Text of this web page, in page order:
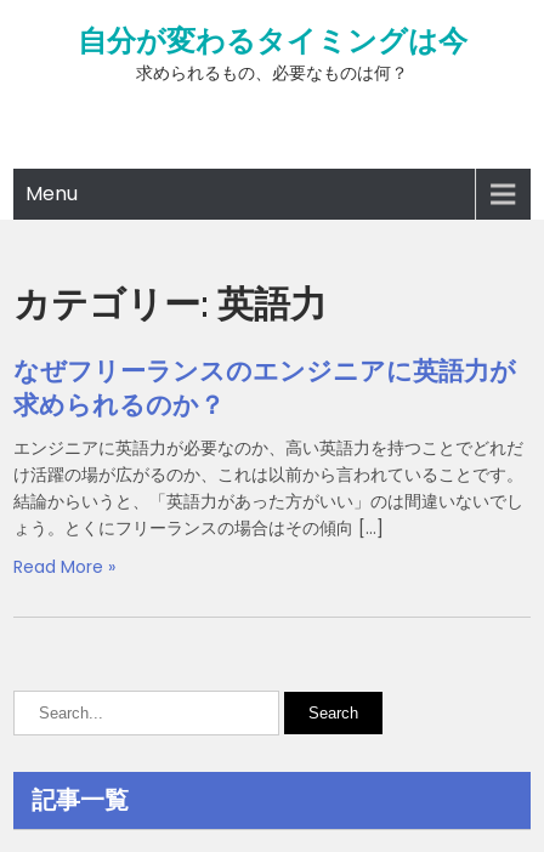
自分が変わるタイミングは今
求められるもの、必要なものは何？
Menu
カテゴリー:英語力
なぜフリーランスのエンジニアに英語力が
求められるのか？
エンジニアに英語力が必要なのか、高い英語力を持つことでどれだ
け活躍の場が広がるのか、これは以前から言われていることです。
結論からいうと、「英語力があった方がいい」のは間違いないでし
ょう。とくにフリーランスの場合はその傾向 […]
Read More »
記事一覧